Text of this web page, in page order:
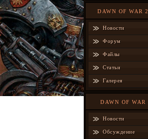
DAWN OF WAR 2
Новости
Форум
Файлы
Статьи
Галерея
DAWN OF WAR
Новости
Обсуждение